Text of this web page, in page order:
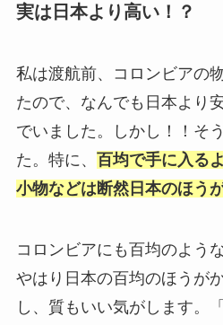
実は日本より高い！？
私は渡航前、コロンビアの
たので、なんでも日本より
でいました。しかし！！そ
た。特に、 百均で手に入る
小物などは断然日本のほう
コロンビアにも百均のよう
やはり日本の百均のほうが
し、質もいい気がします。